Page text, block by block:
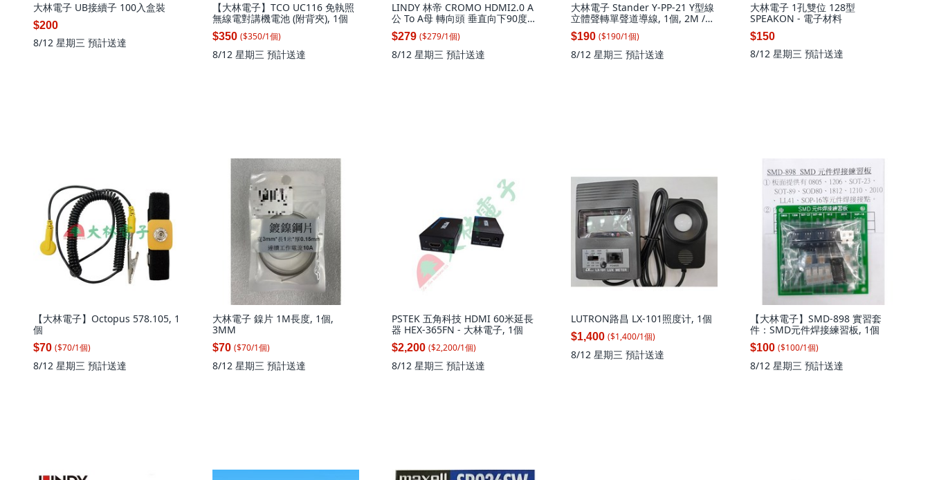
大林電子 UB接續子 100入盒裝
$200
8/12 星期三 預計送達
【大林電子】TCO UC116 免執照
無線電對講機電池 (附背夾), 1個
$350 ($350/1個)
8/12 星期三 預計送達
LINDY 林帝 CROMO HDMI2.0 A
公 To A母 轉向頭 垂直向下90度旋
轉, 1個
$279 ($279/1個)
8/12 星期三 預計送達
大林電子 Stander Y-PP-21 Y型線
立體聲轉單聲道導線, 1個, 2M /
5FT
$190 ($190/1個)
8/12 星期三 預計送達
大林電子 1孔雙位 128型
SPEAKON - 電子材料
$150
8/12 星期三 預計送達
【大林電子】Octopus 578.105, 1
個
$70 ($70/1個)
8/12 星期三 預計送達
大林電子 鎳片 1M長度, 1個,
3MM
$70 ($70/1個)
8/12 星期三 預計送達
PSTEK 五角科技 HDMI 60米延長
器 HEX-365FN - 大林電子, 1個
$2,200 ($2,200/1個)
8/12 星期三 預計送達
LUTRON路昌 LX-101照度计, 1個
$1,400 ($1,400/1個)
8/12 星期三 預計送達
【大林電子】SMD-898 實習套
件：SMD元件焊接練習板, 1個
$100 ($100/1個)
8/12 星期三 預計送達